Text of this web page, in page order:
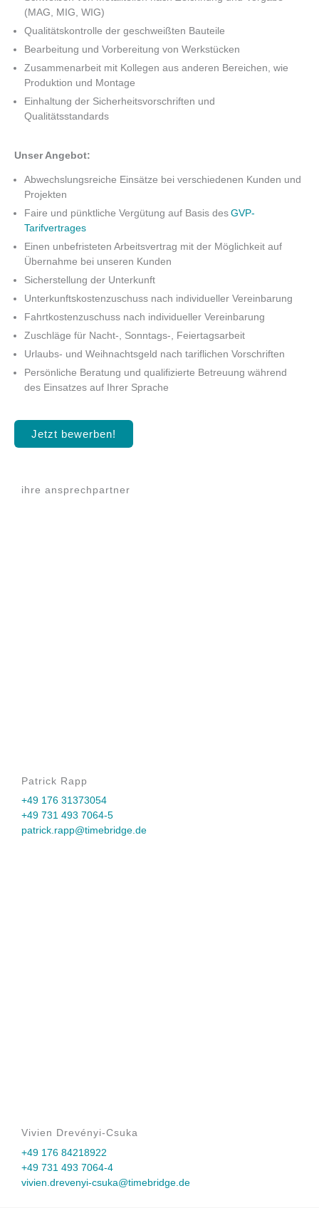
(MAG, MIG, WIG)
Qualitätskontrolle der geschweißten Bauteile
Bearbeitung und Vorbereitung von Werkstücken
Zusammenarbeit mit Kollegen aus anderen Bereichen, wie
Produktion und Montage
Einhaltung der Sicherheitsvorschriften und
Qualitätsstandards
Unser Angebot:
Abwechslungsreiche Einsätze bei verschiedenen Kunden und
Projekten
Faire und pünktliche Vergütung auf Basis des GVP-
Tarifvertrages
Einen unbefristeten Arbeitsvertrag mit der Möglichkeit auf
Übernahme bei unseren Kunden
Sicherstellung der Unterkunft
Unterkunftskostenzuschuss nach individueller Vereinbarung
Fahrtkostenzuschuss nach individueller Vereinbarung
Zuschläge für Nacht-, Sonntags-, Feiertagsarbeit
Urlaubs- und Weihnachtsgeld nach tariflichen Vorschriften
Persönliche Beratung und qualifizierte Betreuung während
des Einsatzes auf Ihrer Sprache
Jetzt bewerben!
ihre ansprechpartner
Patrick Rapp
+49 176 31373054
+49 731 493 7064-5
patrick.rapp@timebridge.de
Vivien Drevényi-Csuka
+49 176 84218922
+49 731 493 7064-4
vivien.drevenyi-csuka@timebridge.de